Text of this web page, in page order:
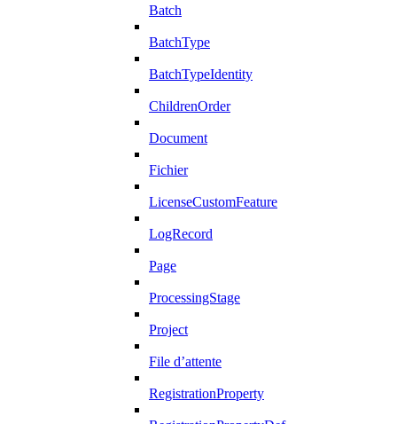
Batch
BatchType
BatchTypeIdentity
ChildrenOrder
Document
Fichier
LicenseCustomFeature
LogRecord
Page
ProcessingStage
Project
File d’attente
RegistrationProperty